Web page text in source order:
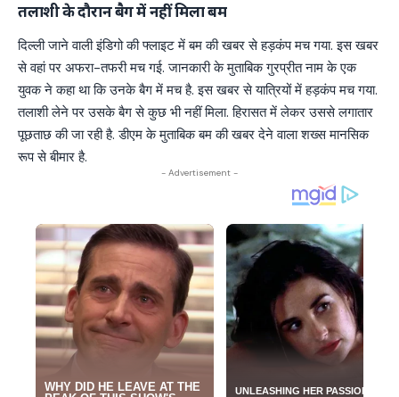
तलाशी के दौरान बैग में नहीं मिला बम
दिल्ली जाने वाली इंडिगो की फ्लाइट में बम की खबर से हड़कंप मच गया. इस खबर
से वहां पर अफरा-तफरी मच गई. जानकारी के मुताबिक गुरप्रीत नाम के एक
युवक ने कहा था कि उनके बैग में मच है. इस खबर से यात्रियों में हड़कंप मच गया.
तलाशी लेने पर उसके बैग से कुछ भी नहीं मिला. हिरासत में लेकर उससे लगातार
पूछताछ की जा रही है. डीएम के मुताबिक बम की खबर देने वाला शख्स मानसिक
रूप से बीमार है.
- Advertisement -